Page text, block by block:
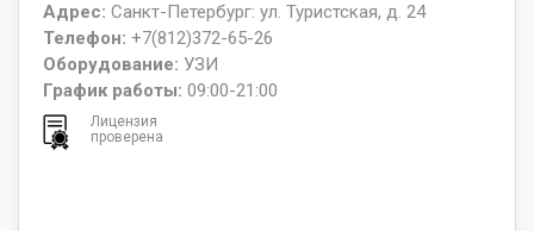
Адрес: Санкт-Петербург: ул. Туристская, д. 24
Телефон: +7(812)372-65-26
Оборудование: УЗИ
График работы: 09:00-21:00
Лицензия
проверена